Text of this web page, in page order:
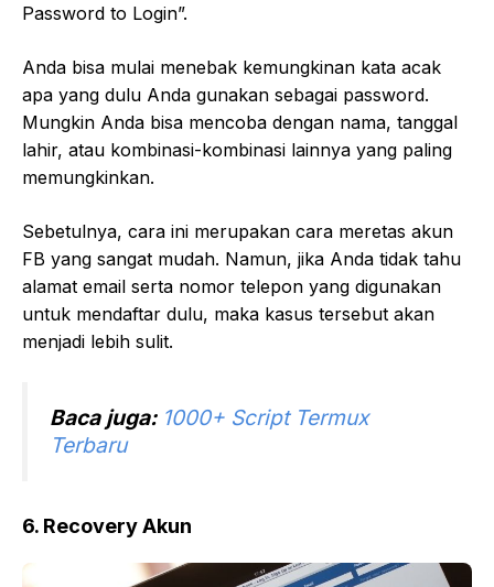
Password to Login”.
Anda bisa mulai menebak kemungkinan kata acak
apa yang dulu Anda gunakan sebagai password.
Mungkin Anda bisa mencoba dengan nama, tanggal
lahir, atau kombinasi-kombinasi lainnya yang paling
memungkinkan.
Sebetulnya, cara ini merupakan cara meretas akun
FB yang sangat mudah. Namun, jika Anda tidak tahu
alamat email serta nomor telepon yang digunakan
untuk mendaftar dulu, maka kasus tersebut akan
menjadi lebih sulit.
Baca juga: 1000+ Script Termux
Terbaru
6. Recovery Akun